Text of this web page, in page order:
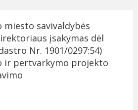
miesto savivaldybės
įsakymas dėl
Nr. 1901/0297:54)
ir pertvarkymo projekto